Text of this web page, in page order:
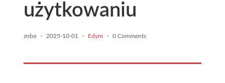
użytkowaniu
znbo · 2025-10-01 · Edym · 0 Comments